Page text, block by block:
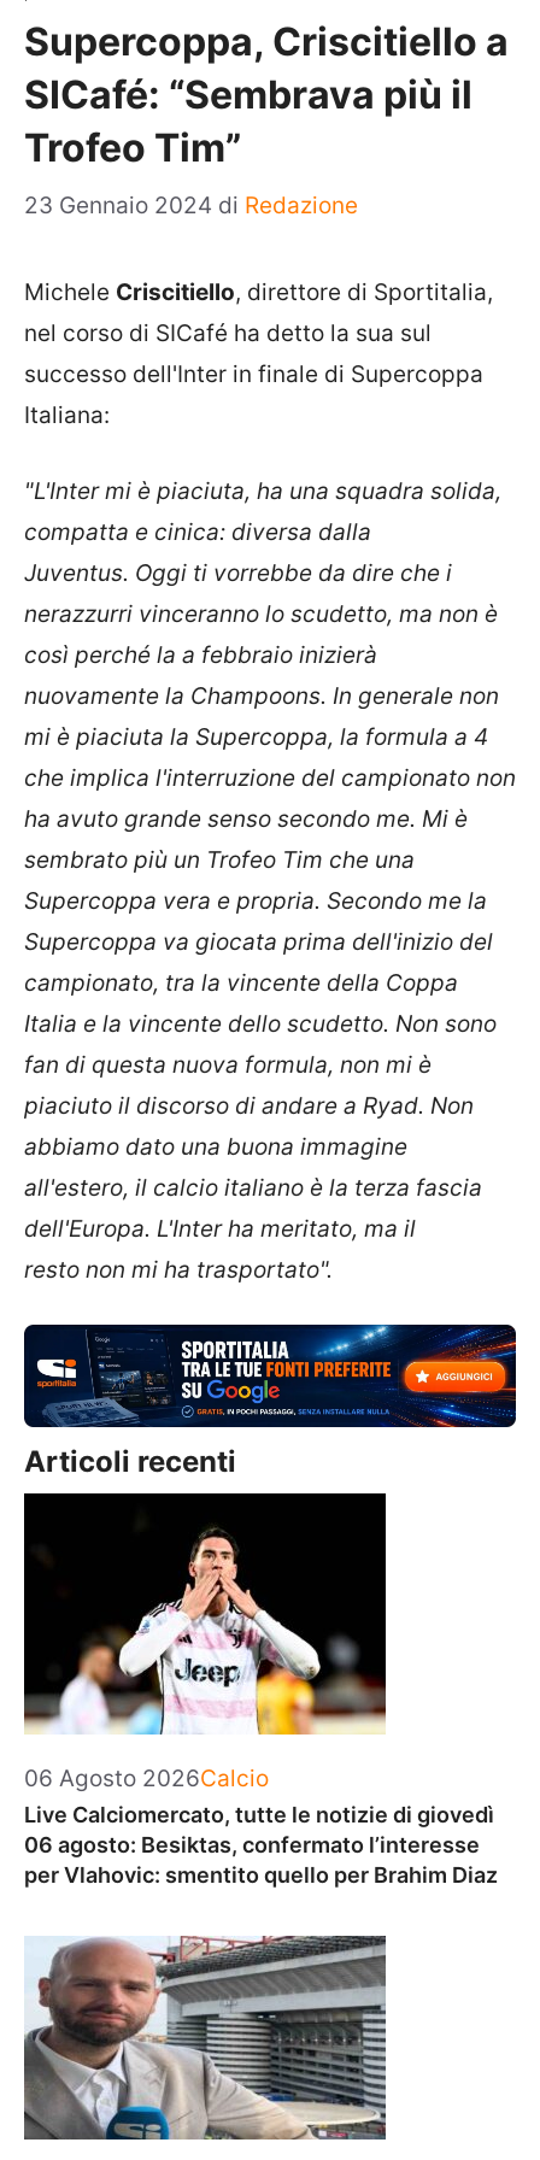
Supercoppa, Criscitiello a
SICafé: “Sembrava più il
Trofeo Tim”
23 Gennaio 2024 di Redazione
Michele Criscitiello, direttore di Sportitalia,
nel corso di SICafé ha detto la sua sul
successo dell'Inter in finale di Supercoppa
Italiana:
"L'Inter mi è piaciuta, ha una squadra solida,
compatta e cinica: diversa dalla
Juventus. Oggi ti vorrebbe da dire che i
nerazzurri vinceranno lo scudetto, ma non è
così perché la a febbraio inizierà
nuovamente la Champoons. In generale non
mi è piaciuta la Supercoppa, la formula a 4
che implica l'interruzione del campionato non
ha avuto grande senso secondo me. Mi è
sembrato più un Trofeo Tim che una
Supercoppa vera e propria. Secondo me la
Supercoppa va giocata prima dell'inizio del
campionato, tra la vincente della Coppa
Italia e la vincente dello scudetto. Non sono
fan di questa nuova formula, non mi è
piaciuto il discorso di andare a Ryad. Non
abbiamo dato una buona immagine
all'estero, il calcio italiano è la terza fascia
dell'Europa. L'Inter ha meritato, ma il
resto non mi ha trasportato".
Articoli recenti
06 Agosto 2026Categorie
Calcio
Live Calciomercato, tutte le notizie di giovedì
06 agosto: Besiktas, confermato l’interesse
per Vlahovic: smentito quello per Brahim Diaz